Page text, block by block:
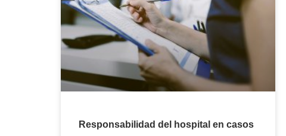
Responsabilidad del hospital en casos